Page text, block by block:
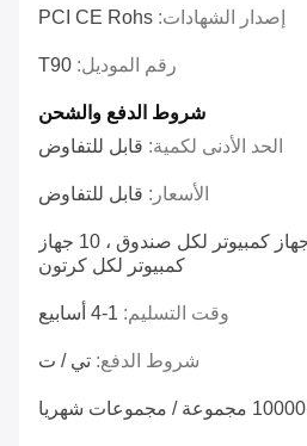
إصدار الشهادات: PCI CE Rohs
رقم الموديل: T90
شروط الدفع والشحن
الحد الأدنى لكمية: قابل للتفاوض
الأسعار: قابل للتفاوض
1 جهاز كمبيوتر لكل صندوق ، 10 جهاز
كمبيوتر لكل كرتون
وقت التسليم: 1-4 أسابيع
شروط الدفع: تي / ت
10000 مجموعة / مجموعات شهريا